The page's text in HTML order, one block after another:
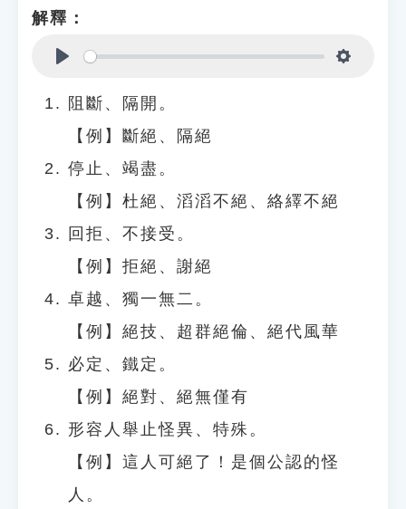
解釋：
阻斷、隔開。
【例】斷絕、隔絕
停止、竭盡。
【例】杜絕、滔滔不絕、絡繹不絕
回拒、不接受。
【例】拒絕、謝絕
卓越、獨一無二。
【例】絕技、超群絕倫、絕代風華
必定、鐵定。
【例】絕對、絕無僅有
形容人舉止怪異、特殊。
【例】這人可絕了！是個公認的怪
人。